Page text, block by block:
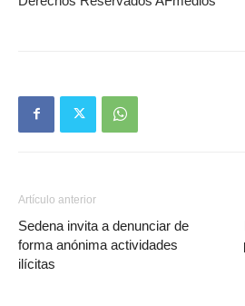
Artículo anterior
Sedena invita a denunciar de
forma anónima actividades
ilícitas